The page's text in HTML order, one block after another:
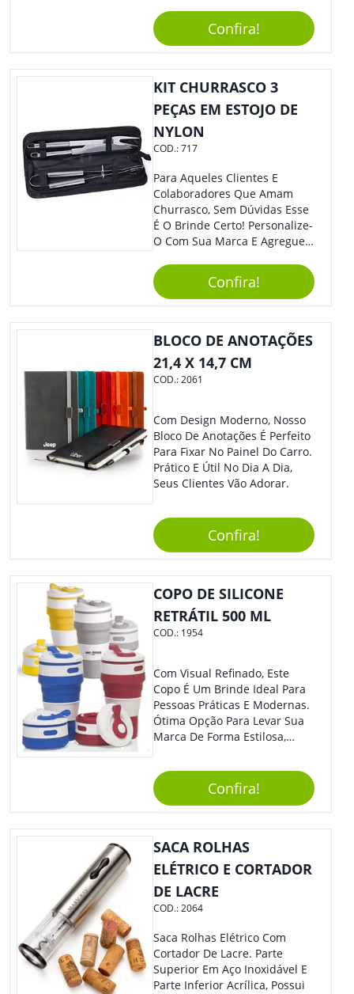
Elástico Permite Maior
Segurança Ao Carregá-Lo.
Ofereça A Seus Clientes E
Colaboradores, Sem Dúvidas
Eles Irão Adorar.
Confira!
KIT CHURRASCO 3
PEÇAS EM ESTOJO DE
NYLON
COD.:717
Para Aqueles Clientes E
Colaboradores Que Amam
Churrasco, Sem Dúvidas Esse
É O Brinde Certo! Personalize-
O Com Sua Marca E Agregue
É Composto Por 3 Peças Para
O Auxílio No Preparo De
Carnes, Em Um Lindo Estojo. É
A Garantia De Sucesso Para
Sua Empresa Em Feiras E
Confira!
BLOCO DE ANOTAÇÕES
21,4 X 14,7 CM
COD.:2061
Com Design Moderno, Nosso
Bloco De Anotações É Perfeito
Para Fixar No Painel Do Carro.
Prático E Útil No Dia A Dia,
Seus Clientes Vão Adorar.
Confira!
COPO DE SILICONE
RETRÁTIL 500 ML
COD.: 1954
Com Visual Refinado, Este
Copo É Um Brinde Ideal Para
Pessoas Práticas E Modernas.
Ótima Opção Para Levar Sua
Marca De Forma Estilosa,
Empresa Em Eventos,
Reuniões Corporativas Ou Até
Mesmo Para Presentear
Colaboradores.
Confira!
SACA ROLHAS
ELÉTRICO E CORTADOR
DE LACRE
COD.:2064
Saca Rolhas Elétrico Com
Cortador De Lacre. Parte
Superior Em Aço Inoxidável E
Parte Inferior Acrílica, Possui